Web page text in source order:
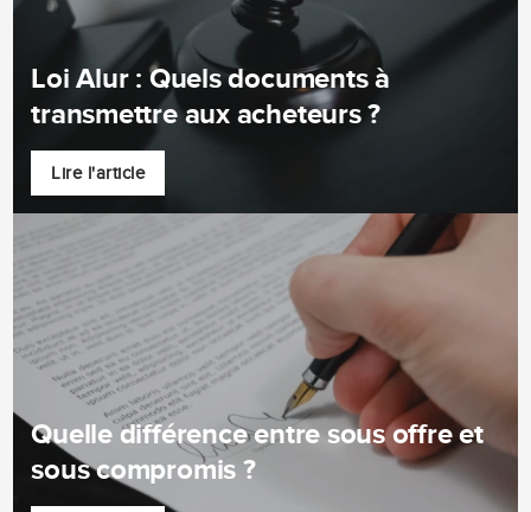
Loi Alur : Quels documents à
transmettre aux acheteurs ?
Lire l'article
Quelle différence entre sous offre et
sous compromis ?